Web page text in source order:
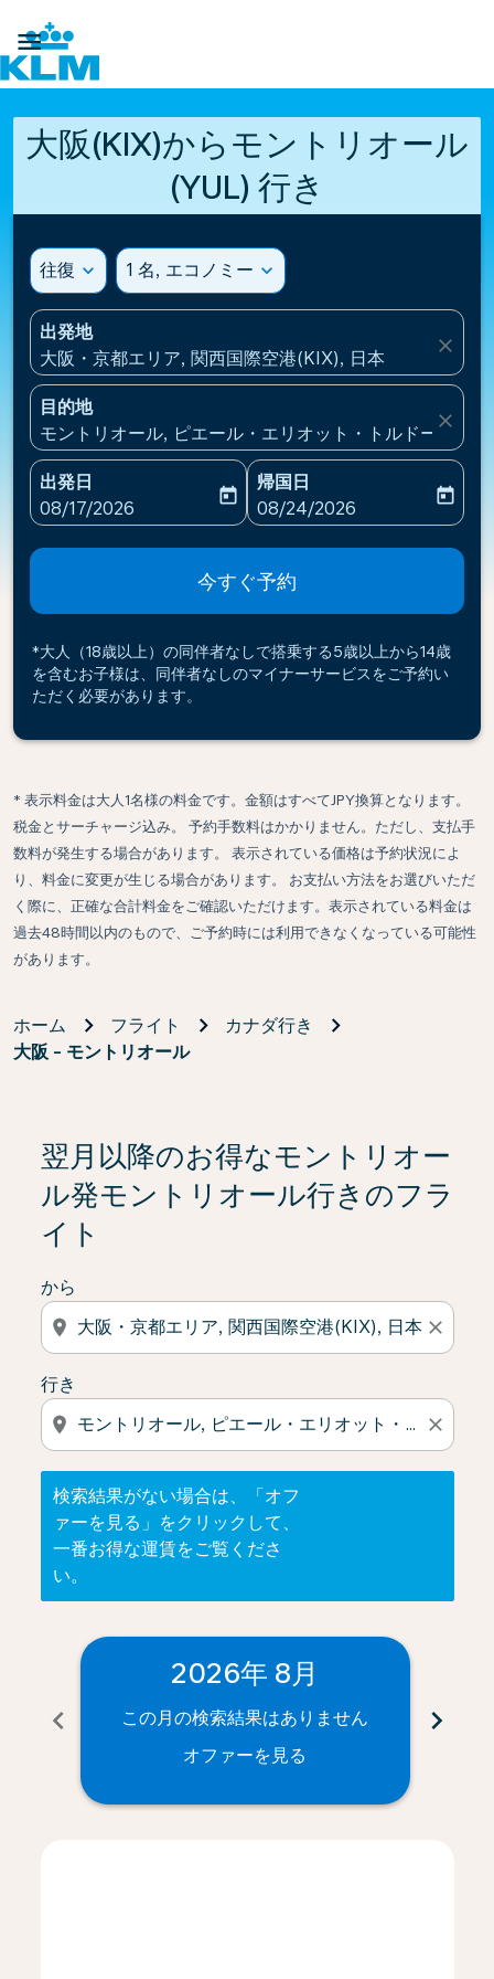

大阪(KIX)からモントリオール
(YUL) 行き
往復 expand_more 1 名, エコノミー expand_more
出発地
大阪・京都エリア, 関西国際空港(KIX), 日本
close
目的地
モントリオール, ピエール・エリオット・トルドー国際
close
出発日
fc-booking-departure-date-aria-label
08/17/2026
today
帰国日
fc-booking-return-date-
08/24/2026
today
今すぐ予約
*大人（18歳以上）の同伴者なしで搭乗する5歳以上から14歳
を含むお子様は、同伴者なしのマイナーサービスをご予約い
ただく必要があります。
* 表示料金は大人1名様の料金です。金額はすべてJPY換算となります。
税金とサーチャージ込み。 予約手数料はかかりません。ただし、支払手
数料が発生する場合があります。 表示されている価格は予約状況によ
り、料金に変更が生じる場合があります。 お支払い方法をお選びいただ
く際に、正確な合計料金をご確認いただけます。表示されている料金は
過去48時間以内のもので、ご予約時には利用できなくなっている可能性
があります。
ホーム フライト
カナダ行き
大阪 - モントリオール
翌月以降のお得なモントリオー
ル発モントリオール行きのフラ
イト
から
location_on close
行き
location_on close
検索結果がない場合は、「オフ
ァーを見る」をクリックして、
一番お得な運賃をご覧くださ
い。
検索結果がない場合は、「オファーを見る」をクリック
chevron_left
2026年 8月
この月の検索結果はありません
オファーを見る
chevron_right